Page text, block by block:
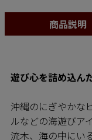
商品説明
遊び心を詰め込ん
沖縄のにぎやかな
ルなどの海遊びア
流木、海の中にい